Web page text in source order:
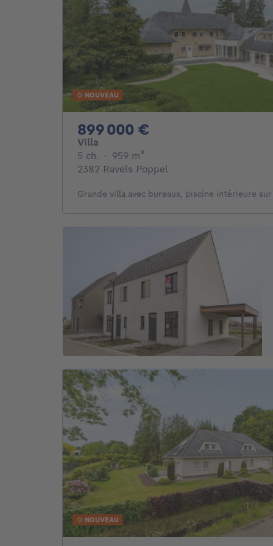
NOUVEAU
899 000 €
Villa
5 ch. 5 chambres
· 959 m²
2382 Ravels Poppel
Grande villa avec bureaux, piscine intérieure sur
NOUVEAU